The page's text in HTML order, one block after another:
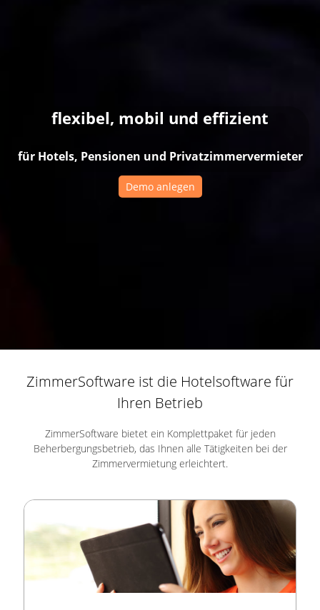
flexibel, mobil und effizient
für Hotels, Pensionen und Privatzimmervermieter
Demo anlegen
ZimmerSoftware ist die Hotelsoftware für
Ihren Betrieb
ZimmerSoftware bietet ein Komplettpaket für jeden
Beherbergungsbetrieb, das Ihnen alle Tätigkeiten bei der
Zimmervermietung erleichtert.